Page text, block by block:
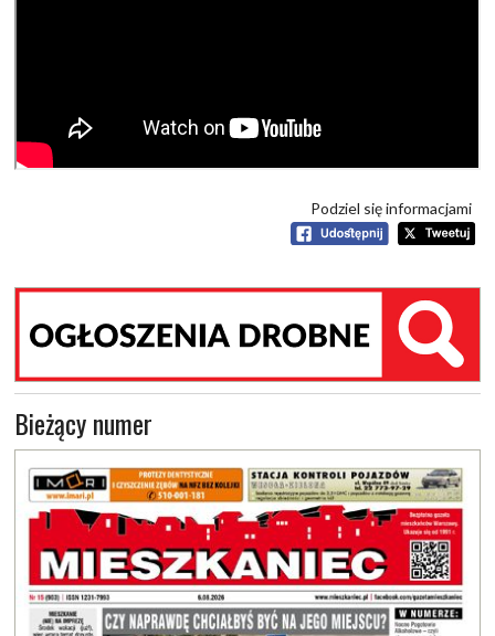
Podziel się informacjami
Bieżący numer